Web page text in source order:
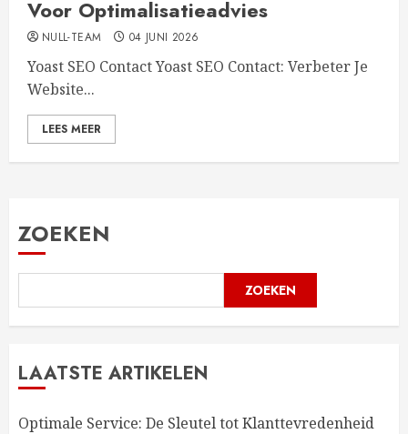
Voor Optimalisatieadvies
NULL-TEAM 04 JUNI 2026
Yoast SEO Contact Yoast SEO Contact: Verbeter Je
Website...
LEES MEER
ZOEKEN
ZOEKEN
LAATSTE ARTIKELEN
Optimale Service: De Sleutel tot Klanttevredenheid